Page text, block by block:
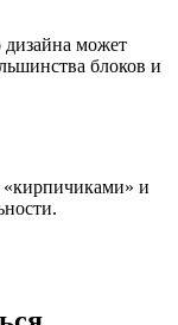
может
блоков и
и